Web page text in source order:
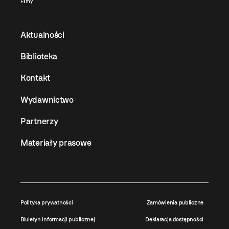
Aktualności
Biblioteka
Kontakt
Wydawnictwo
Partnerzy
Materiały prasowe
Polityka prywatności Zamówienia publiczne
Biuletyn informacji publicznej Deklaracja dostępności